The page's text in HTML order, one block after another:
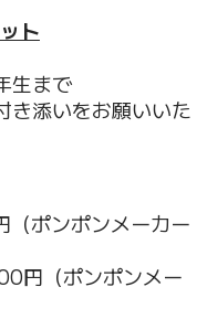
ト
生まで
添いをお願いいた
ポンポンメーカー
円（ポンポンメー